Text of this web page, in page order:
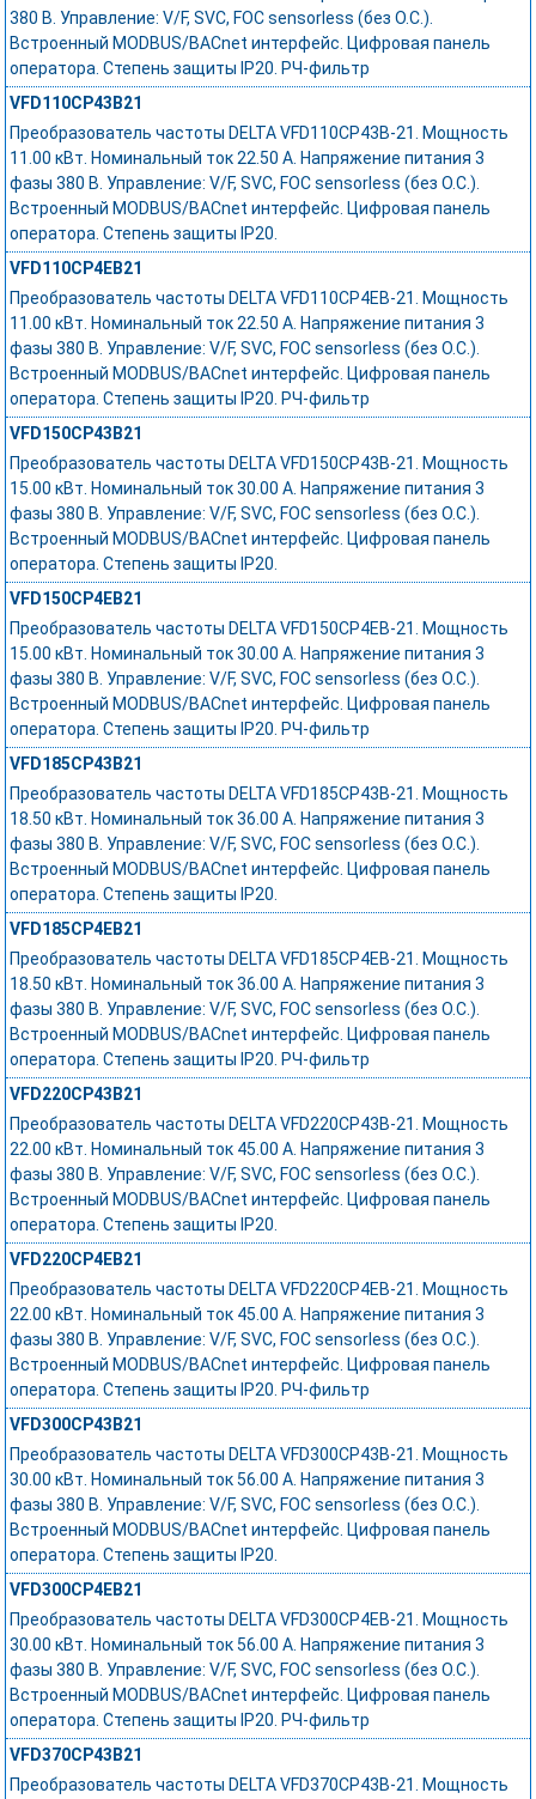
380 В. Управление: V/F, SVC, FOC sensorless (без О.С.).
Встроенный MODBUS/BACnet интерфейс. Цифровая панель
оператора. Степень защиты IP20. РЧ-фильтр
VFD110CP43B21
Преобразователь частоты DELTA VFD110CP43B-21. Мощность
11.00 кВт. Номинальный ток 22.50 А. Напряжение питания 3
фазы 380 В. Управление: V/F, SVC, FOC sensorless (без О.С.).
Встроенный MODBUS/BACnet интерфейс. Цифровая панель
оператора. Степень защиты IP20.
VFD110CP4EB21
Преобразователь частоты DELTA VFD110CP4EB-21. Мощность
11.00 кВт. Номинальный ток 22.50 А. Напряжение питания 3
фазы 380 В. Управление: V/F, SVC, FOC sensorless (без О.С.).
Встроенный MODBUS/BACnet интерфейс. Цифровая панель
оператора. Степень защиты IP20. РЧ-фильтр
VFD150CP43B21
Преобразователь частоты DELTA VFD150CP43B-21. Мощность
15.00 кВт. Номинальный ток 30.00 А. Напряжение питания 3
фазы 380 В. Управление: V/F, SVC, FOC sensorless (без О.С.).
Встроенный MODBUS/BACnet интерфейс. Цифровая панель
оператора. Степень защиты IP20.
VFD150CP4EB21
Преобразователь частоты DELTA VFD150CP4EB-21. Мощность
15.00 кВт. Номинальный ток 30.00 А. Напряжение питания 3
фазы 380 В. Управление: V/F, SVC, FOC sensorless (без О.С.).
Встроенный MODBUS/BACnet интерфейс. Цифровая панель
оператора. Степень защиты IP20. РЧ-фильтр
VFD185CP43B21
Преобразователь частоты DELTA VFD185CP43B-21. Мощность
18.50 кВт. Номинальный ток 36.00 А. Напряжение питания 3
фазы 380 В. Управление: V/F, SVC, FOC sensorless (без О.С.).
Встроенный MODBUS/BACnet интерфейс. Цифровая панель
оператора. Степень защиты IP20.
VFD185CP4EB21
Преобразователь частоты DELTA VFD185CP4EB-21. Мощность
18.50 кВт. Номинальный ток 36.00 А. Напряжение питания 3
фазы 380 В. Управление: V/F, SVC, FOC sensorless (без О.С.).
Встроенный MODBUS/BACnet интерфейс. Цифровая панель
оператора. Степень защиты IP20. РЧ-фильтр
VFD220CP43B21
Преобразователь частоты DELTA VFD220CP43B-21. Мощность
22.00 кВт. Номинальный ток 45.00 А. Напряжение питания 3
фазы 380 В. Управление: V/F, SVC, FOC sensorless (без О.С.).
Встроенный MODBUS/BACnet интерфейс. Цифровая панель
оператора. Степень защиты IP20.
VFD220CP4EB21
Преобразователь частоты DELTA VFD220CP4EB-21. Мощность
22.00 кВт. Номинальный ток 45.00 А. Напряжение питания 3
фазы 380 В. Управление: V/F, SVC, FOC sensorless (без О.С.).
Встроенный MODBUS/BACnet интерфейс. Цифровая панель
оператора. Степень защиты IP20. РЧ-фильтр
VFD300CP43B21
Преобразователь частоты DELTA VFD300CP43B-21. Мощность
30.00 кВт. Номинальный ток 56.00 А. Напряжение питания 3
фазы 380 В. Управление: V/F, SVC, FOC sensorless (без О.С.).
Встроенный MODBUS/BACnet интерфейс. Цифровая панель
оператора. Степень защиты IP20.
VFD300CP4EB21
Преобразователь частоты DELTA VFD300CP4EB-21. Мощность
30.00 кВт. Номинальный ток 56.00 А. Напряжение питания 3
фазы 380 В. Управление: V/F, SVC, FOC sensorless (без О.С.).
Встроенный MODBUS/BACnet интерфейс. Цифровая панель
оператора. Степень защиты IP20. РЧ-фильтр
VFD370CP43B21
Преобразователь частоты DELTA VFD370CP43B-21. Мощность